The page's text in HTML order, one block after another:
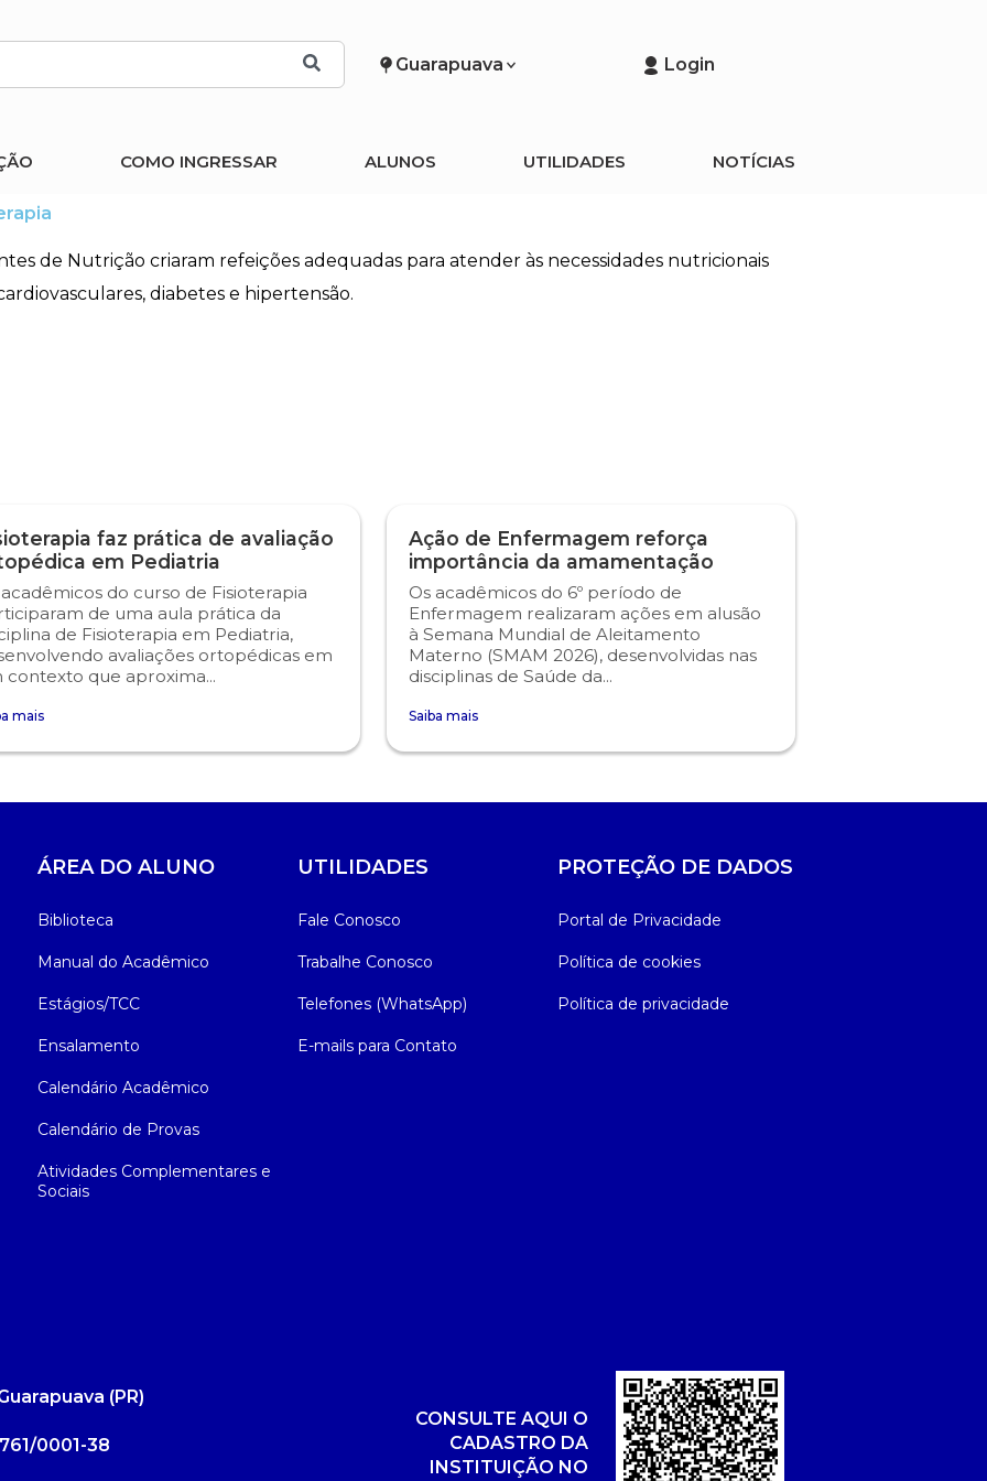
Guarapuava Login
COMO INGRESSAR ALUNOS UTILIDADES NOTÍCIAS
de Nutrição criaram refeições adequadas para atender às necessidades nutricionais
diabetes e hipertensão.
faz prática de avaliação
em Pediatria
acadêmicos do curso de Fisioterapia
de uma aula prática da
de Fisioterapia em Pediatria,
avaliações ortopédicas em
contexto que aproxima...
mais
Ação de Enfermagem reforça
importância da amamentação
Os acadêmicos do 6º período de
Enfermagem realizaram ações em alusão
à Semana Mundial de Aleitamento
Materno (SMAM 2026), desenvolvidas nas
disciplinas de Saúde da...
Saiba mais
ÁREA DO ALUNO
Biblioteca
Manual do Acadêmico
Estágios/TCC
Ensalamento
Calendário Acadêmico
Calendário de Provas
Atividades Complementares e
Sociais
UTILIDADES
Fale Conosco
Trabalhe Conosco
Telefones (WhatsApp)
E-mails para Contato
PROTEÇÃO DE DADOS
Portal de Privacidade
Política de cookies
Política de privacidade
(PR)
0001-38
CONSULTE AQUI O
CADASTRO DA
INSTITUIÇÃO NO